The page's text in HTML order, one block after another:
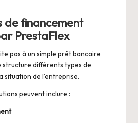
de financement
PrestaFlex
pas à un simple prêt bancaire
structure différents types de
situation de l’entreprise.
peuvent inclure :